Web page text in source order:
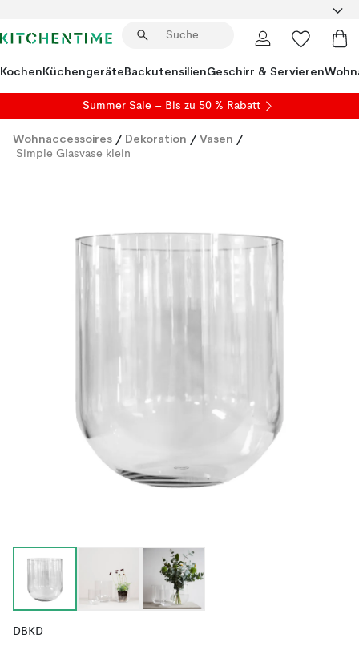
KochenKüchengeräteBackutensilienGeschirr & Servieren
Summer Sale – Bis zu 50 % Rabatt
Wohnaccessoires / Dekoration / Vasen /
Simple Glasvase klein
DBKD